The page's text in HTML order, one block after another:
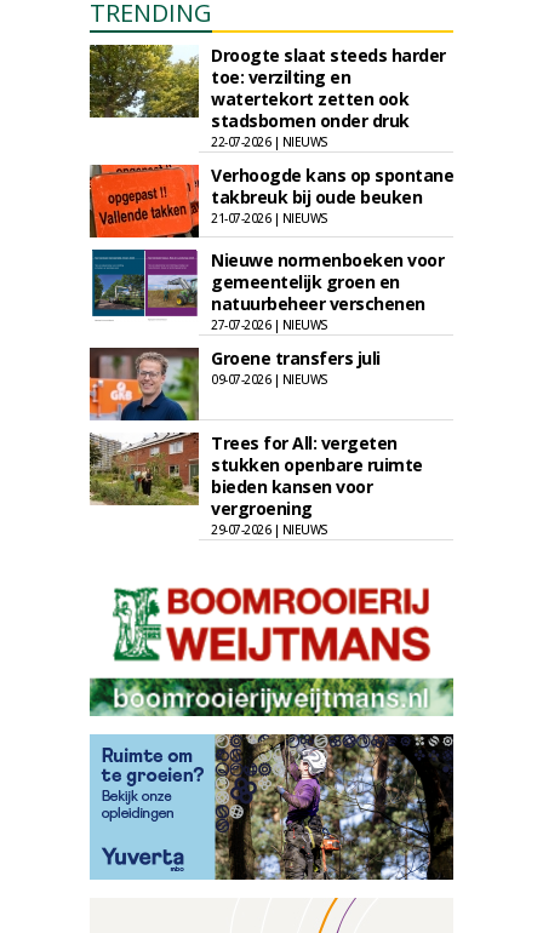
TRENDING
Droogte slaat steeds harder
toe: verzilting en
watertekort zetten ook
stadsbomen onder druk
22-07-2026 | NIEUWS
Verhoogde kans op spontane
takbreuk bij oude beuken
21-07-2026 | NIEUWS
Nieuwe normenboeken voor
gemeentelijk groen en
natuurbeheer verschenen
27-07-2026 | NIEUWS
Groene transfers juli
09-07-2026 | NIEUWS
Trees for All: vergeten
stukken openbare ruimte
bieden kansen voor
vergroening
29-07-2026 | NIEUWS